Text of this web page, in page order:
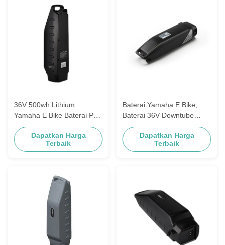
36V 500wh Lithium
Yamaha E Bike Baterai Pas
Panasonic Sepeda Listrik
Dapatkan Harga
Terbaik
Baterai Yamaha E Bike,
Baterai 36V Downtube
Ebike Untuk Haibike
Dapatkan Harga
Terbaik